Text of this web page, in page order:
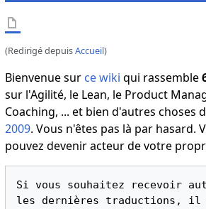
(Redirigé depuisAccueil)
Bienvenue sur ce wiki qui rassemble
sur l'Agilité, le Lean, le Product
Coaching, ... et bien d'autres choses
2009. Vous n'êtes pas là par hasard.
pouvez devenir acteur de votre
Si vous souhaitez recevoir
les dernières traductions, il